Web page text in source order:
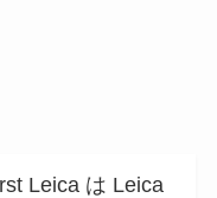
Leica は Leica